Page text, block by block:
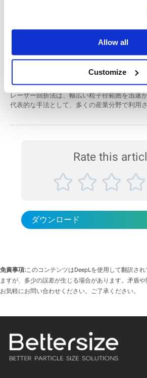
Allow all
Customize
製造工程で正確にモニタリングすることが可
において、画像解析法は欠かせない評価手法
や工程管理に大きく貢献します。 使用装置 BeVision S1（画像解析式
粒子径・形状分...
BeNano 90 Zetaを使った測定事
粉末状のコーヒーフレッシュ（クリーミング
しっかり溶けて、なめらかな口当たりを生む
電位（Zeta Potential）」です。 ゼータ電位とは、液体中に分散してい
る微粒子が持つ表面の電気的な性質を示す値
できるかどうかを知るうえでとても重要です。 この測定には、
BeNano 90 Zetaが使われました。 粒子の動き
電位をすばやく・正確に測定することができます。 今回の測
pHの違いによってコーヒーフレッシュのゼー
Bettersizer S3 Plus によるレーザ
解析を組み合わせた粗大粒子評価
レーザー回折法は、幅広い粒子径範囲を迅速
代表的な手法として、多くの産業分野で利用
界がある場合があります。この課題に対し、
た独自のハイブリッド測定システムを搭載し
子形状のリアルタイムかつ定量的な解析を実
の異なる2種類の石英粉末を用いた事例では、
捉えにくい粗大粒子...
Rate this
ダウンロード
免責事項:このコンテンツはDeepLを使用して翻訳さ
ますが、多少の誤差が生じる場合があります。矛盾や
お気軽にお問い合わせください。ご了承ください。